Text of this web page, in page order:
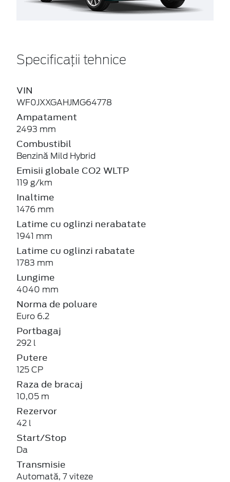
Specificații tehnice
VIN
WF0JXXGAHJMG64778
Ampatament
2493 mm
Combustibil
Benzină Mild Hybrid
Emisii globale CO2 WLTP
119 g/km
Inaltime
1476 mm
Latime cu oglinzi nerabatate
1941 mm
Latime cu oglinzi rabatate
1783 mm
Lungime
4040 mm
Norma de poluare
Euro 6.2
Portbagaj
292 l
Putere
125 CP
Raza de bracaj
10,05 m
Rezervor
42 l
Start/Stop
Da
Transmisie
Automată, 7 viteze